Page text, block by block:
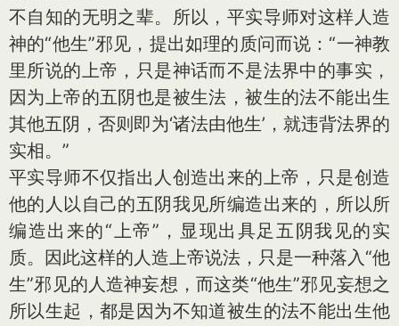
不自知的无明之辈。所以，平实导师对这样人造
神的“他生”邪见，提出如理的质问而说：“一神教
里所说的上帝，只是神话而不是法界中的事实，
因为上帝的五阴也是被生法，被生的法不能出生
其他五阴，否则即为‘诸法由他生’，就违背法界的
实相。”
平实导师不仅指出人创造出来的上帝，只是创造
他的人以自己的五阴我见所编造出来的，所以所
编造出来的“上帝”，显现出具足五阴我见的实
质。因此这样的人造上帝说法，只是一种落入“他
生”邪见的人造神妄想，而这类“他生”邪见妄想之
所以生起，都是因为不知道被生的法不能出生他